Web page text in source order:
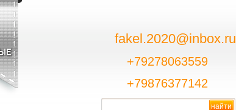
fakel.2020@inbox.ru
+79278063559
+79876377142